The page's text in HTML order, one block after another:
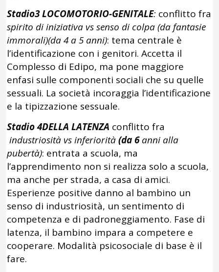
Stadio3 LOCOMOTORIO-GENITALE: conflitto fra
spirito di iniziativa vs senso di colpa (da fantasie
immorali)(da 4 a 5 anni): tema centrale è
l’identificazione con i genitori. Accetta il
Complesso di Edipo, ma pone maggiore
enfasi sulle componenti sociali che su quelle
sessuali. La società incoraggia l’identificazione
e la tipizzazione sessuale.
Stadio 4DELLA LATENZA conflitto fra
industriosità vs inferiorità(da 6anni alla
pubertà): entrata a scuola, ma
l’apprendimento non si realizza solo a scuola,
ma anche per strada, a casa di amici.
Esperienze positive danno al bambino un
senso di industriosità, un sentimento di
competenza e di padroneggiamento. Fase di
latenza, il bambino impara a competere e
cooperare. Modalità psicosociale di base è il
fare.